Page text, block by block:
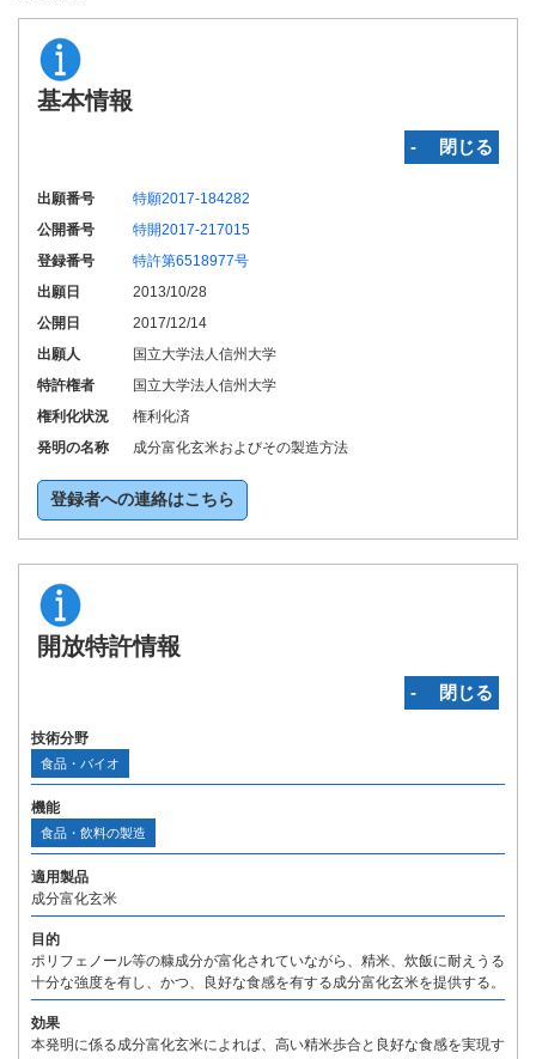
基本情報
‐ 閉じる
出願番号
特願2017-184282
公開番号
特開2017-217015
登録番号
特許第6518977号
出願日
2013/10/28
公開日
2017/12/14
出願人
国立大学法人信州大学
特許権者
国立大学法人信州大学
権利化状況
権利化済
発明の名称
成分富化玄米およびその製造方法
登録者への連絡はこちら
開放特許情報
‐ 閉じる
技術分野
食品・バイオ
機能
食品・飲料の製造
適用製品
成分富化玄米
目的
ポリフェノール等の糠成分が富化されていながら、精米、炊飯に耐えうる
十分な強度を有し、かつ、良好な食感を有する成分富化玄米を提供する。
効果
本発明に係る成分富化玄米によれば、高い精米歩合と良好な食感を実現す